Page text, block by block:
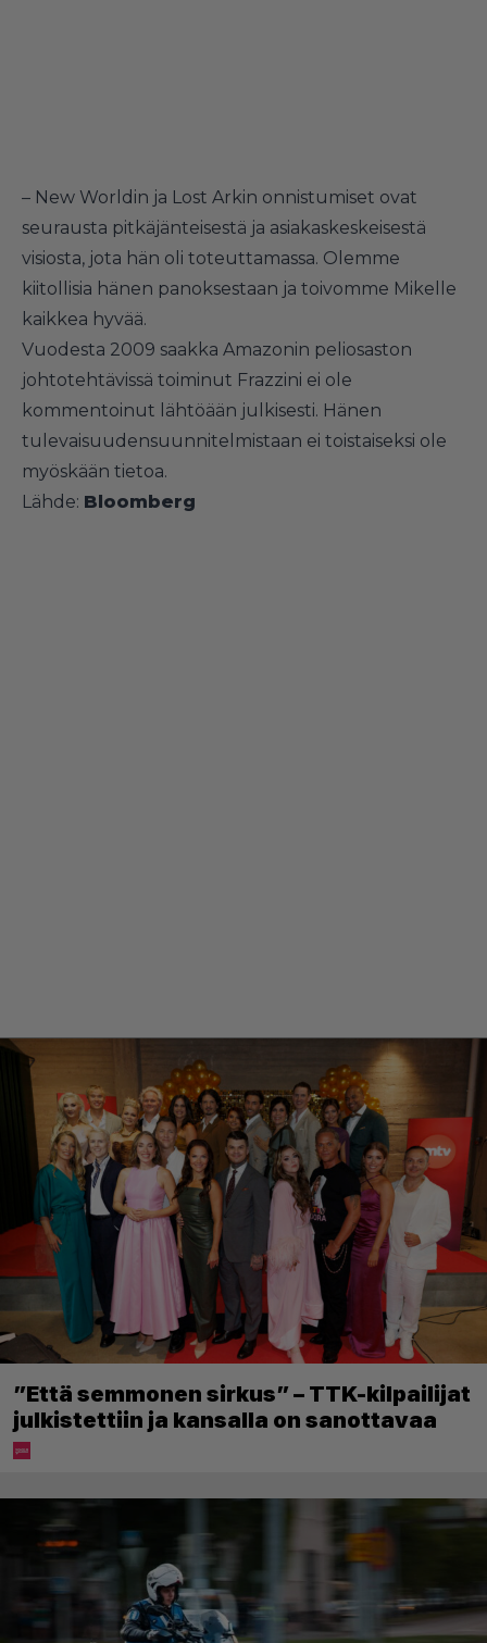
– New Worldin ja Lost Arkin onnistumiset ovat
seurausta pitkäjänteisestä ja asiakaskeskeisestä
visiosta, jota hän oli toteuttamassa. Olemme
kiitollisia hänen panoksestaan ja toivomme Mikelle
kaikkea hyvää.
Vuodesta 2009 saakka Amazonin peliosaston
johtotehtävissä toiminut Frazzini ei ole
kommentoinut lähtöään julkisesti. Hänen
tulevaisuudensuunnitelmistaan ei toistaiseksi ole
myöskään tietoa.
Lähde: Bloomberg
”Että semmonen sirkus” – TTK-kilpailijat
julkistettiin ja kansalla on sanottavaa